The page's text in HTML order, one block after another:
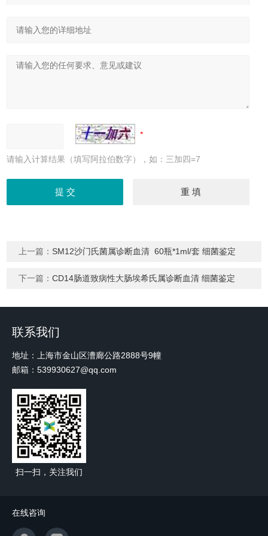
请输入计算结果（填写阿拉伯数字），如：三加四=7
上一篇： SM12沙门氏菌属诊断血清 60瓶*1ml/套 细菌鉴定
下一篇：CD14肠道致病性大肠埃希氏属诊断血清 细菌鉴定
联系我们
地址：上海市金山区漕廊公路2888号9幢
邮箱：539930627@qq.com
扫一扫，关注我们
在线咨询